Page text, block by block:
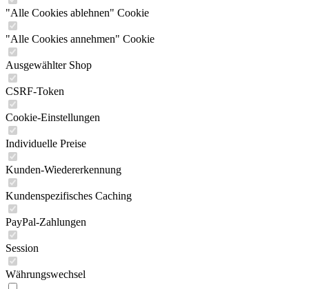
"Alle Cookies ablehnen" Cookie
"Alle Cookies annehmen" Cookie
Ausgewählter Shop
CSRF-Token
Cookie-Einstellungen
Individuelle Preise
Kunden-Wiedererkennung
Kundenspezifisches Caching
PayPal-Zahlungen
Session
Währungswechsel